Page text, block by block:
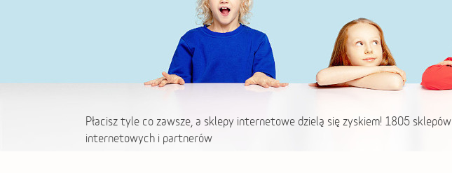
Płacisz tyle co zawsze, a sklepy internetowe dzielą się zyskiem! 1805 sklepów
internetowych i partnerów